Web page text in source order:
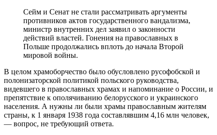
Сейм и Сенат не стали рассматривать аргументы
противников актов государственного вандализма,
министр внутренних дел заявил о законности
действий властей. Гонения на православных в
Польше продолжались вплоть до начала Второй
мировой войны.
В целом храмоборчество было обусловлено русофобской и
полонизаторской политикой польского руководства,
видевшего в православных храмах и напоминание о России, и
препятствие к ополячиванию белорусского и украинского
населения. А нужны ли были храмы православным жителям
страны, к 1 января 1938 года составлявшим 4,16 млн человек,
— вопрос, не требующий ответа.